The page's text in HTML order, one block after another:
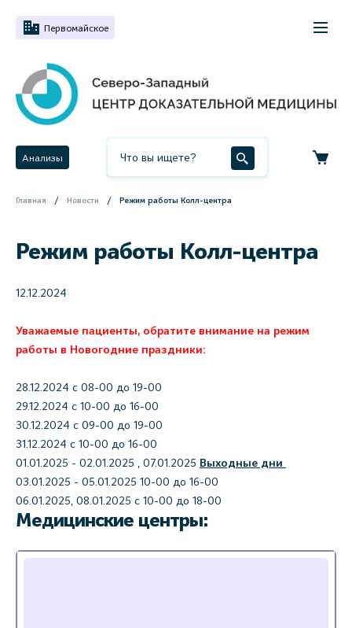
Первомайское
Анализы
Главная Новости Режим работы Колл-центра
Режим работы Колл-центра
12.12.2024
Уважаемые пациенты, обратите внимание на режим
работы в Новогодние праздники:
28.12.2024 с 08-00 до 19-00
29.12.2024 с 10-00 до 16-00
30.12.2024 с 09-00 до 19-00
31.12.2024 с 10-00 до 16-00
01.01.2025 - 02.01.2025 , 07.01.2025 Выходные дни
03.01.2025 - 05.01.2025 10-00 до 16-00
06.01.2025, 08.01.2025 с 10-00 до 18-00
Медицинские центры: